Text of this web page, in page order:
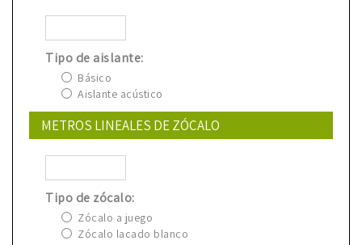
Tipo de aislante:
Básico
Aislante acústico
METROS LINEALES DE ZÓCALO
Tipo de zócalo:
Zócalo a juego
Zócalo lacado blanco